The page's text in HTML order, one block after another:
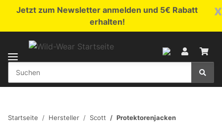
x
Jetzt zum Newsletter anmelden und 5€ Rabatt
erhalten!
Startseite Hersteller Scott Protektorenjacken